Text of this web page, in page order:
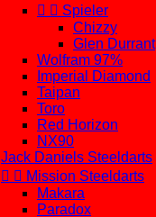
  Spieler
Chizzy
Glen Durrant
Wolfram 97%
Imperial Diamond
Taipan
Toro
Red Horizon
NX90
Jack Daniels Steeldarts
  Mission Steeldarts
Makara
Paradox